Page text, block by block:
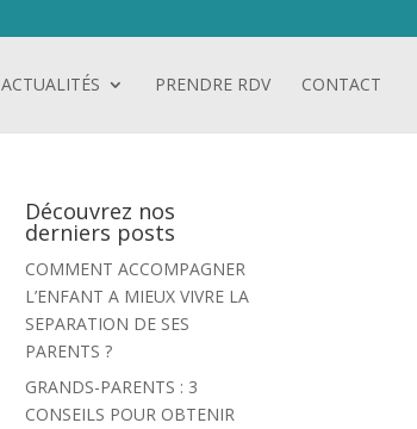
ACTUALITÉS PRENDRE RDV CONTACT
Découvrez nos
derniers posts
COMMENT ACCOMPAGNER
L’ENFANT A MIEUX VIVRE LA
SEPARATION DE SES
PARENTS ?
GRANDS-PARENTS : 3
CONSEILS POUR OBTENIR